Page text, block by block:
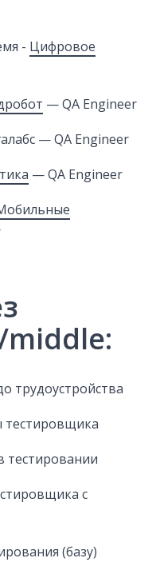
- Цифровое
— QA Engineer
— QA Engineer
— QA Engineer
трудоустройства
тестировщика
тестировании
с
(базу)